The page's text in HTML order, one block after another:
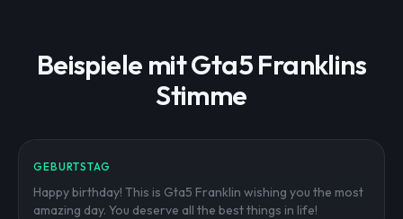
Beispiele mit Gta5 Franklins
Stimme
GEBURTSTAG
Happy birthday! This is Gta5 Franklin wishing you the most
amazing day. You deserve all the best things in life!